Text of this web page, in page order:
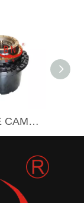
CAJA DE CAMBIOS DE VIAJE VOE14621718,14621718 VOLVO EC250D de BN DRIVE UNIT